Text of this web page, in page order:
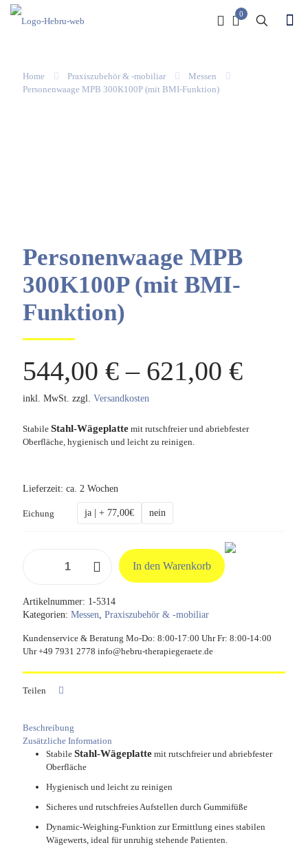
0
Home Praxiszubehör & -mobiliar
Messen
Personenwaage MPB 300K100P (mit BMI-Funktion)
Personenwaage MPB
300K100P (mit BMI-
Funktion)
544,00 € – 621,00 €
inkl. MwSt. zzgl. Versandkosten
Stabile Stahl-Wägeplatte mit rutschfreier und abriebfester
Oberfläche, hygienisch und leicht zu reinigen.
Lieferzeit: ca. 2 Wochen
Eichung ja | + 77,00€ nein
BMI-
Funktion)
Menge
In den Warenkorb
Artikelnummer: 1-5314
Kategorien: Messen, Praxiszubehör & -mobiliar
Kundenservice & Beratung Mo-Do: 8:00-17:00 Uhr Fr: 8:00-14:00
Uhr +49 7931 2778 info@hebru-therapiegeraete.de
Teilen
Beschreibung
Zusätzliche Information
Stabile Stahl-Wägeplattemit rutschfreier und abriebfester
Oberfläche
Hygienisch und leicht zu reinigen
Sicheres und rutschfreies Aufstellen durch Gummifüße
Dynamic-Weighing-Funktion zur Ermittlung eines stabilen
Wägewerts, ideal für unruhig stehende Patienten.